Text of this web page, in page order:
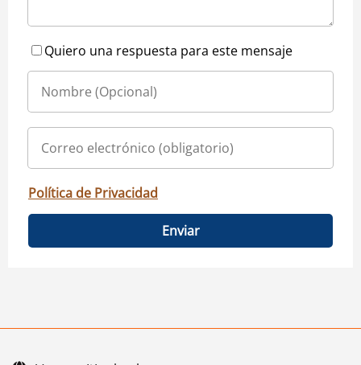
Quiero una respuesta para este mensaje
Política de Privacidad
Enviar